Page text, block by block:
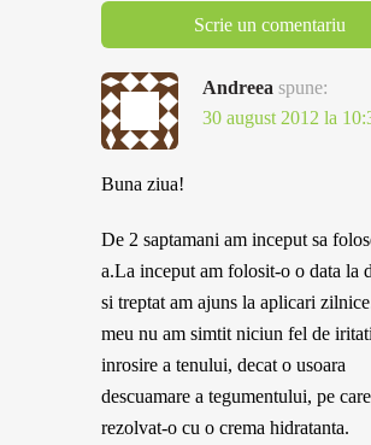
Scrie un comentariu
Andreea spune:
30 august 2012 la
Buna ziua!
De 2 saptamani am inceput sa
a.La inceput am folosit-o o data la
si treptat am ajuns la aplicari
meu nu am simtit niciun fel de
inrosire a tenului, decat o usoara
descuamare a tegumentului, pe
rezolvat-o cu o crema hidratanta.